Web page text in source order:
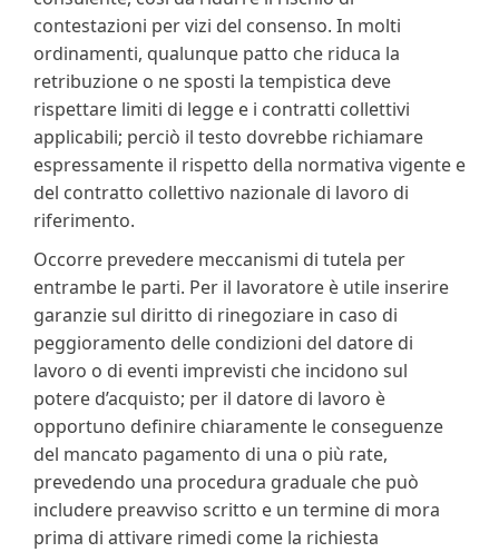
contestazioni per vizi del consenso. In molti
ordinamenti, qualunque patto che riduca la
retribuzione o ne sposti la tempistica deve
rispettare limiti di legge e i contratti collettivi
applicabili; perciò il testo dovrebbe richiamare
espressamente il rispetto della normativa vigente e
del contratto collettivo nazionale di lavoro di
riferimento.
Occorre prevedere meccanismi di tutela per
entrambe le parti. Per il lavoratore è utile inserire
garanzie sul diritto di rinegoziare in caso di
peggioramento delle condizioni del datore di
lavoro o di eventi imprevisti che incidono sul
potere d’acquisto; per il datore di lavoro è
opportuno definire chiaramente le conseguenze
del mancato pagamento di una o più rate,
prevedendo una procedura graduale che può
includere preavviso scritto e un termine di mora
prima di attivare rimedi come la richiesta